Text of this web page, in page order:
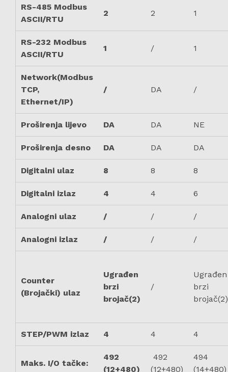
RS-485 Modbus
ASCII/RTU
2 2 1
RS-232 Modbus
ASCII/RTU
1 / 1
Network(Modbus
TCP,
Ethernet/IP)
/ DA /
Proširenja lijevo DA DA NE
Proširenja desno DA DA DA
Digitalni ulaz 8 8 8
Digitalni izlaz 4 4 6
Analogni ulaz / / /
Analogni izlaz / / /
Counter
(Brojački) ulaz
Ugrađen
brzi
brojač(2)
/
Ugrađen
brzi
brojač(2)
STEP/PWM izlaz 4 4 4
Maks. I/O tačke:
492
(12+480)
492
(12+480)
494
(14+480)